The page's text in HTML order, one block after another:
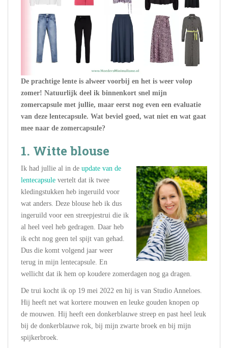
De prachtige lente is alweer voorbij en het is weer volop
zomer! Natuurlijk deel ik binnenkort snel mijn
zomercapsule met jullie, maar eerst nog even een evaluatie
van deze lentecapsule. Wat beviel goed, wat niet en wat gaat
mee naar de zomercapsule?
1. Witte blouse
Ik had jullie al in de update van de
lentecapsule vertelt dat ik twee
kledingstukken heb ingeruild voor
wat anders. Deze blouse heb ik dus
ingeruild voor een streepjestrui die ik
al heel veel heb gedragen. Daar heb
ik echt nog geen tel spijt van gehad.
Dus die komt volgend jaar weer
terug in mijn lentecapsule. En
wellicht dat ik hem op koudere zomerdagen nog ga dragen.
De trui kocht ik op 19 mei 2022 en hij is van Studio Anneloes.
Hij heeft net wat kortere mouwen en leuke gouden knopen op
de mouwen. Hij heeft een donkerblauwe streep en past heel leuk
bij de donkerblauwe rok, bij mijn zwarte broek en bij mijn
spijkerbroek.